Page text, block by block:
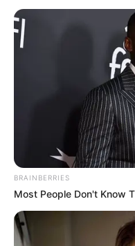
BRAINBERRIES
Most People Don't Know